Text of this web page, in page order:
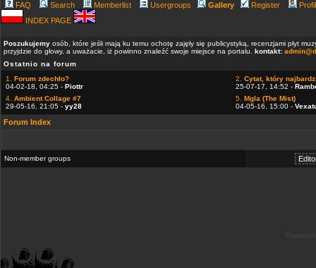
FAQ Search Memberlist Usergroups Gallery Register
INDEX PAGE
Poszukujemy osób, które jeśli mają ku temu ochotę zajęły się publicystyką, recenzjami płyt
przyjdzie do głowy, a uważacie, iż powinno znaleźć swoje miejsce na portalu. kontakt:
Ostatnio na forum
1. Forum zdechło?
04-02-18, 04:25 - Piottr
2. Cytat, który
25-07-17, 14:52 -
4. Ambient Collage #7
29-05-16, 21:05 - yy28
5. Mgla (The Mist)
04-05-16, 15:00 -
Forum Index
Non-member groups